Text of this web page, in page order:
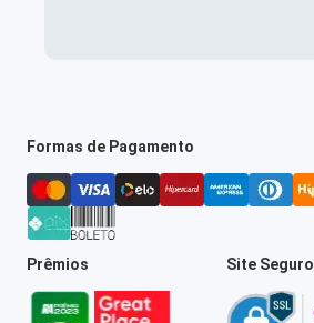
Formas de Pagamento
Prêmios Site Seguro